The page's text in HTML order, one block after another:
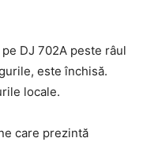
DJ 702A peste râul
este închisă.
locale.
care prezintă